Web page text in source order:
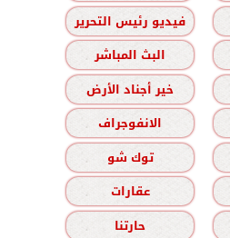
فيديو رئيس التحرير
البث المباشر
خير أجناد الأرض
الانفوجراف
توك شو
عقارات
حارتنا